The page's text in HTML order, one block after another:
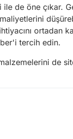
de öne çıkar.
ortadan
tercih edin.
de